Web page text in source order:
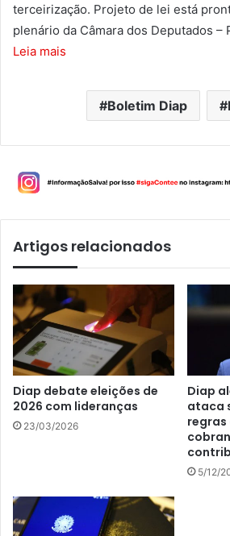
terceirização. Projeto de lei está
plenário da Câmara dos Deputados –
Leia mais
Boletim Diap
Artigos relacionados
Diap debate eleições de
2026 com lideranças
23/03/2026
Diap
ataca
regras
5/12/